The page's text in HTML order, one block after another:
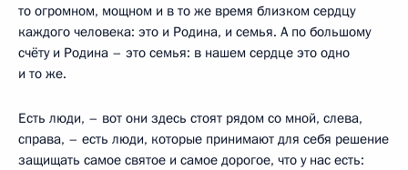
то огромном, мощном и в то же время близком сердцу
каждого человека: это и Родина, и семья. А по большому
счёту и Родина – это семья: в нашем сердце это одно
и то же.
Есть люди, – вот они здесь стоят рядом со мной, слева,
справа, – есть люди, которые принимают для себя решение
защищать самое святое и самое дорогое, что у нас есть: